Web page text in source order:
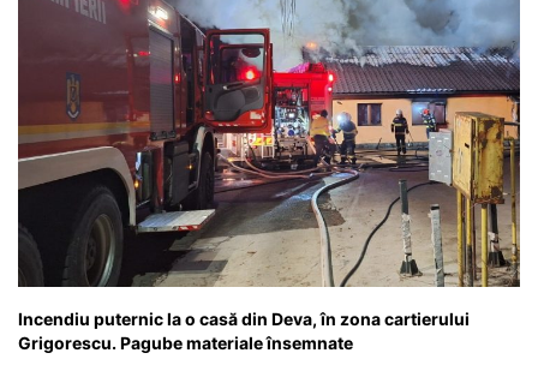
Incendiu puternic la o casă din Deva, în zona cartierului
Grigorescu. Pagube materiale însemnate